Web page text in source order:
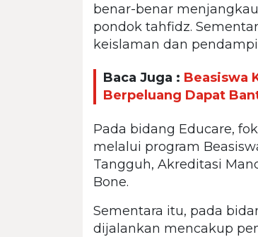
benar-benar
pondok tahfidz.
keislaman dan
Baca Juga : Beasiswa
Berpeluang Dapat
Pada bidang Educare,
melalui program
Tangguh, Akreditasi
Bone.
Sementara itu, pada
dijalankan mencakup